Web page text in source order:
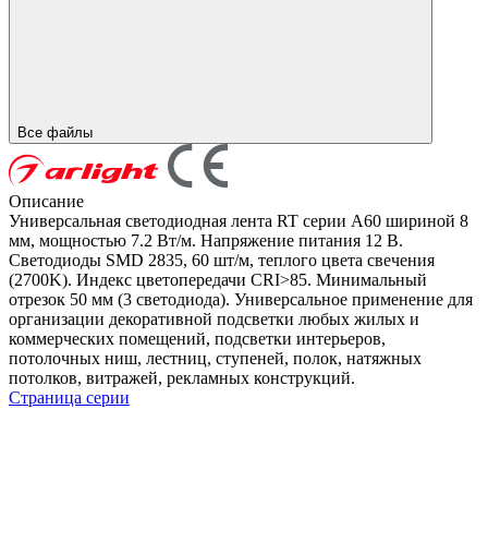
Все файлы
Описание
Универсальная светодиодная лента RT серии A60 шириной 8
мм, мощностью 7.2 Вт/м. Напряжение питания 12 В.
Светодиоды SMD 2835, 60 шт/м, теплого цвета свечения
(2700K). Индекс цветопередачи CRI>85. Минимальный
отрезок 50 мм (3 светодиода). Универсальное применение для
организации декоративной подсветки любых жилых и
коммерческих помещений, подсветки интерьеров,
потолочных ниш, лестниц, ступеней, полок, натяжных
потолков, витражей, рекламных конструкций.
Страница серии